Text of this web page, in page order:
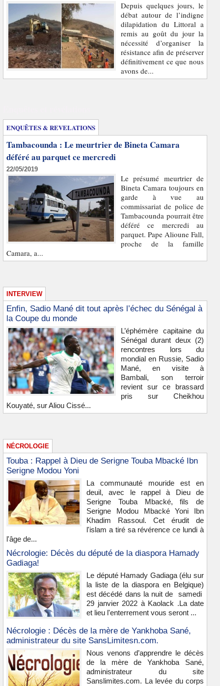
Depuis quelques jours, le
débat autour de l’indigne
dilapidation du Littoral a
remis au goût du jour la
nécessité d’organiser la
résistance afin de préserver
définitivement ce que nous
avons de...
ENQUÊTES & REVELATIONS
Tambacounda : Le meurtrier de Bineta Camara
déféré au parquet ce mercredi
22/05/2019
Le présumé meurtrier de
Bineta Camara toujours en
garde à vue au
commissariat de police de
Tambacounda pourrait être
déféré ce mercredi au
parquet. Pape Alioune Fall,
proche de la famille
Camara, a...
INTERVIEW
Enfin, Sadio Mané dit tout après l’échec du Sénégal à
la Coupe du monde
L’éphémère capitaine du
Sénégal durant deux (2)
rencontres lors du
mondial en Russie, Sadio
Mané, en visite à
Bambali, son terroir
revient sur ce brassard
pris sur Cheikhou
Kouyaté, sur Aliou Cissé...
NÉCROLOGIE
Touba : Rappel à Dieu de Serigne Touba Mbacké Ibn
Serigne Modou Yoni
La communauté mouride est en
deuil, avec le rappel à Dieu de
Serigne Touba Mbacké, fils de
Serigne Modou Mbacké Yoni Ibn
Khadim Rassoul. Cet érudit de
l'islam a tiré sa révérence ce lundi à
l'âge de...
Nécrologie: Décès du député de la diaspora Hamady
Gadiaga!
Le député Hamady Gadiaga (élu sur
la liste de la diaspora en Belgique)
est décédé dans la nuit de samedi
29 janvier 2022 à Kaolack .La date
et lieu l'enterrement vous seront ...
Nécrologie : Décès de la mère de Yankhoba Sané,
administrateur du site SansLimitesn.com.
Nous venons d’apprendre le décès
de la mère de Yankhoba Sané,
administrateur du site
Sanslimites.com. La levée du corps